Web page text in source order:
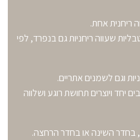
ריחנית אחת.
שעווה ריחניות גם בנפרד, לפי
וגם לשמנים אתריים.
ויוצרים תחושת רוגע ושלווה
השינה או בחדר הרחצה.